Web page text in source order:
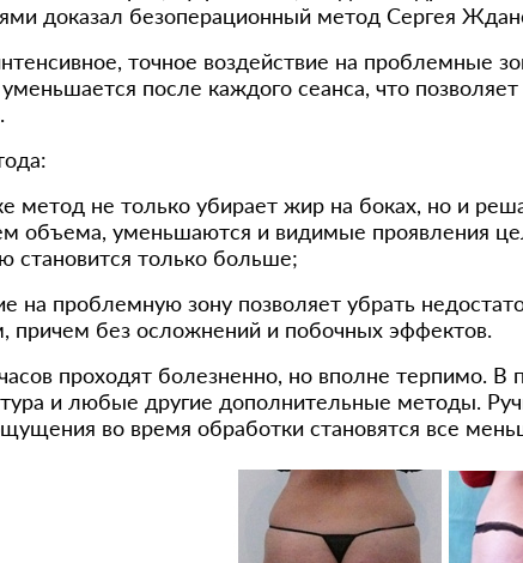
доказал безоперационный метод Сергея
точное воздействие на
после каждого сеанса, что
метод не только убирает жир на боках, но и
объема, уменьшаются и видимые проявления
становится только больше;
на проблемную зону позволяет убрать
причем без осложнений и побочных эффектов.
проходят болезненно, но вполне терпимо. В
и любые другие дополнительные методы.
во время обработки становятся все